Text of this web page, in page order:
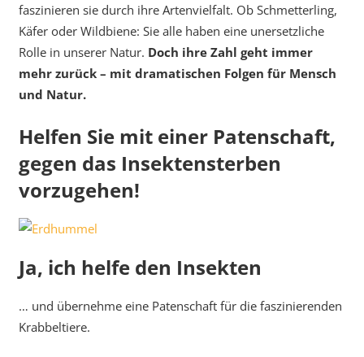
faszinieren sie durch ihre Artenvielfalt. Ob Schmetterling,
Käfer oder Wildbiene: Sie alle haben eine unersetzliche
Rolle in unserer Natur. Doch ihre Zahl geht immer
mehr zurück – mit dramatischen Folgen für Mensch
und Natur.
Helfen Sie mit einer Patenschaft,
gegen das Insektensterben
vorzugehen!
Ja, ich helfe den Insekten
… und übernehme eine Patenschaft für die faszinierenden
Krabbeltiere.